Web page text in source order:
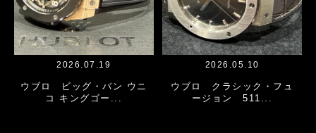
2026.07.19
ウブロ ビッグ・バン ウニ
コ キングゴー...
2026.05.10
ウブロ クラシック・フュ
ージョン 511...